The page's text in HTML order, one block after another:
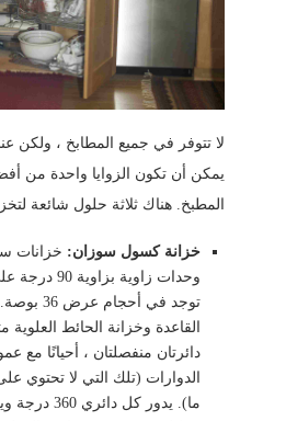
لا تتوفر في جميع المطابخ ، ولكن
يمكن أن تكون الزوايا واحدة من
المطبخ. هناك ثلاثة حلول شائعة
خزانة كسول سوزان: خزانات
وحدات زاوية
توجد في
القاعدة وخزانة الحائط
دائرتان منفصلتان ، أحيانًا مع
الدوارات (تلك التي لا تحتوي
ما). يدور كل